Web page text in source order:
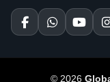
© 2026